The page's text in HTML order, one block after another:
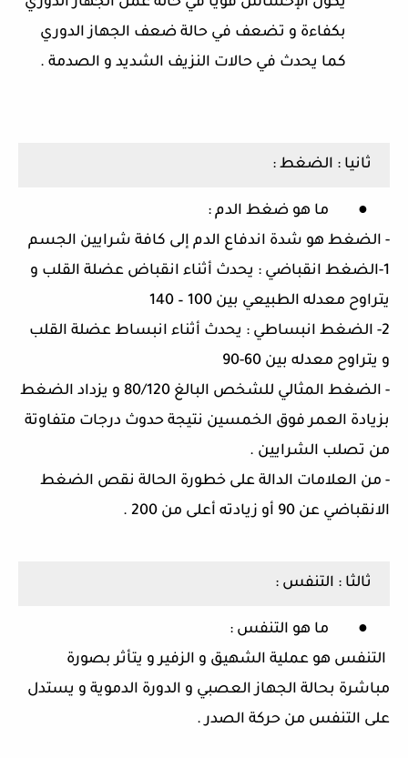
بكفاءة و تضعف في حالة ضعف الجهاز الدوري
كما يحدث في حالات النزيف الشديد و الصدمة .
ثانيا : الضغط :
● ما هو ضغط الدم :
- الضغط هو شدة اندفاع الدم إلى كافة شرايين الجسم
1- الضغط انقباضي : يحدث أثناء انقباض عضلة القلب و
يتراوح معدله الطبيعي بين 100 – 140
2- الضغط انبساطي : يحدث أثناء انبساط عضلة القلب
و يتراوح معدله بين 60-90
- الضغط المثالي للشخص البالغ 80/120 و يزداد الضغط
بزيادة العمر فوق الخمسين نتيجة حدوث درجات متفاوتة
من تصلب الشرايين .
- من العلامات الدالة على خطورة الحالة نقص الضغط
الانقباضي عن 90 أو زيادته أعلى من 200 .
ثالثا : التنفس :
● ما هو التنفس :
التنفس هو عملية الشهيق و الزفير و يتأثر بصورة
مباشرة بحالة الجهاز العصبي و الدورة الدموية و يستدل
على التنفس من حركة الصدر.